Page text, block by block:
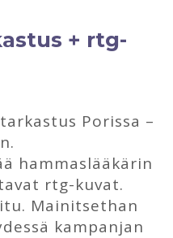
+ rtg-
Porissa –
hammaslääkärin
rtg-kuvat.
Mainitsethan
kampanjan